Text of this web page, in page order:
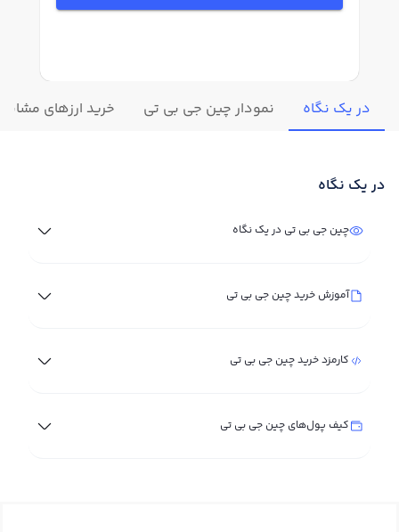
در یک نگاه نمودار چین جی بی تی خرید ارزهای مشابه
در یک نگاه
چین جی بی تی در یک نگاه
آموزش خرید چین جی بی تی
کارمزد خرید چین جی بی تی
کیف پول‌های چین جی بی تی